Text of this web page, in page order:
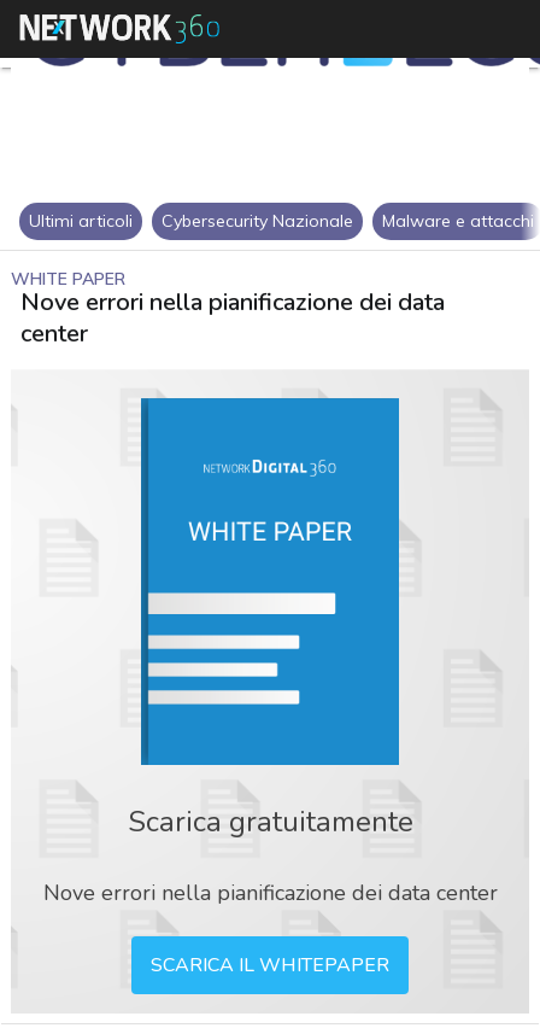
Ultimi articoli Cybersecurity Nazionale Malware e attacchi
WHITE PAPER
Nove errori nella pianificazione dei data
center
Scarica gratuitamente
Nove errori nella pianificazione dei data center
SCARICA IL WHITEPAPER